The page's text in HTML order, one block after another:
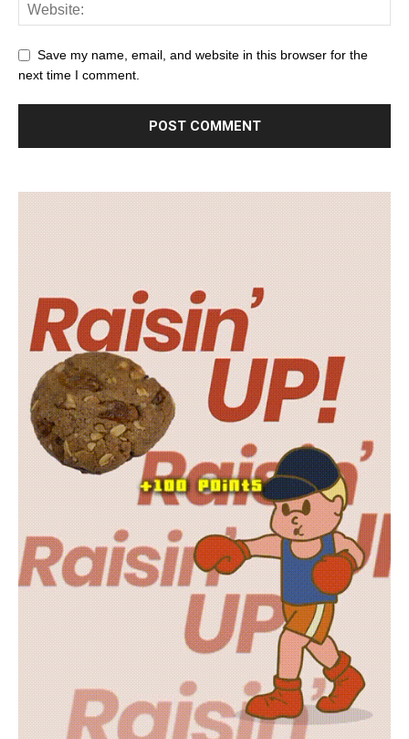
Save my name, email, and website in this browser for the
next time I comment.